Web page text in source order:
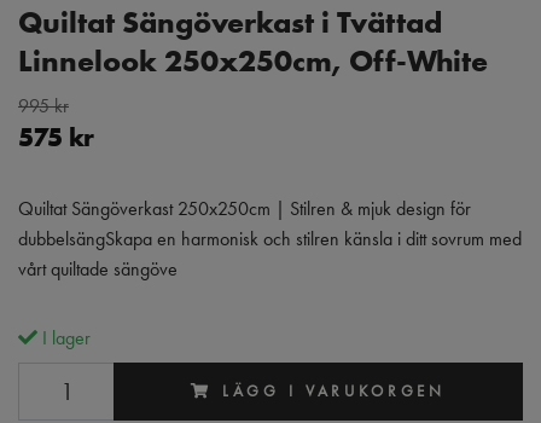
Quiltat Sängöverkast i Tvättad
Linnelook 250x250cm, Off-White
995 kr
575 kr
Quiltat Sängöverkast 250x250cm | Stilren & mjuk design för
dubbelsängSkapa en harmonisk och stilren känsla i ditt sovrum med
vårt quiltade sängöve
I lager
LÄGG I VARUKORGEN